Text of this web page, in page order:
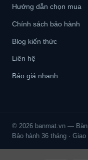
Hướng dẫn chọn mua
Chính sách bảo hành
Blog kiến thức
Liên hệ
Báo giá nhanh
© 2026 banmat.vn — Bàn
Bảo hành 36 tháng ·